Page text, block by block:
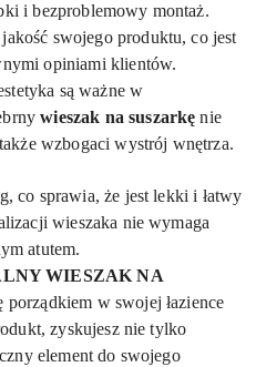
i bezproblemowy montaż.
swojego produktu, co jest
opiniami klientów.
są ważne w
wieszak na suszarkę nie
wzbogaci wystrój wnętrza.
co sprawia, że jest lekki i łatwy
wieszaka nie wymaga
atutem.
WIESZAK NA
porządkiem w swojej łazience
zyskujesz nie tylko
element do swojego